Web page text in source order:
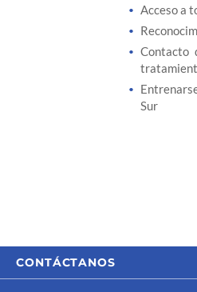
Acceso a
Contacto
Sur
CONTÁCTANOS